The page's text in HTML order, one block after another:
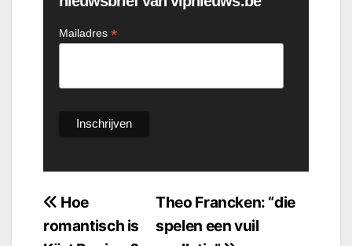
Mailadres *
Bericht
navigatie
Theo Francken: “die
spelen een vuil
Hoe
romantisch is